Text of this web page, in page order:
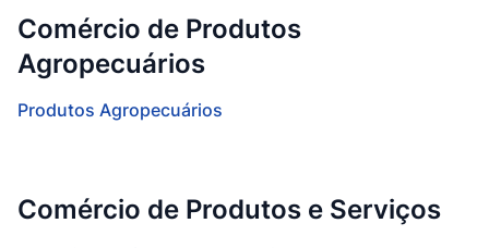
Comércio de Produtos
Agropecuários
Produtos Agropecuários
Comércio de Produtos e Serviços